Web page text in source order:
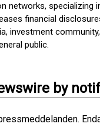
networks, specializing
financial
investment
public.
by